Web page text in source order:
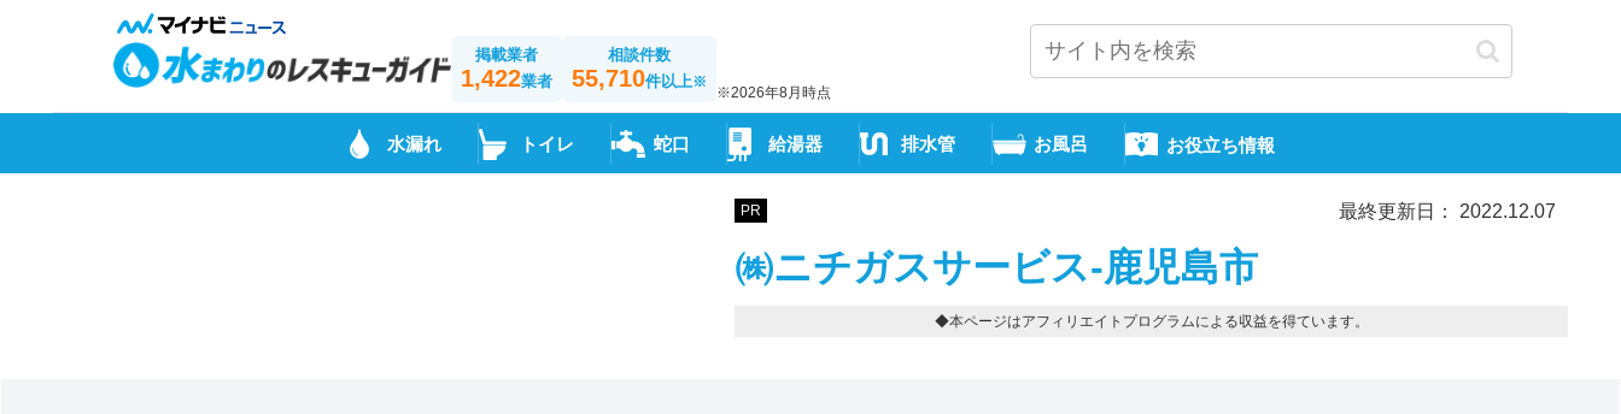
掲載業者
1,422業者
相談件数
55,710件以上※
※2026年8月時点
水漏れ トイレ 蛇口 給湯器 排水管 お風呂 お役立ち情報
PR 最終更新日： 2022.12.07
㈱ニチガスサービス-鹿児島市
◆本ページはアフィリエイトプログラムによる収益を得ています。